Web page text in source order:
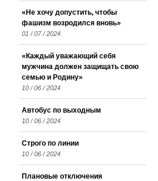
«Не хочу допустить, чтобы
фашизм возродился вновь»
01 / 07 / 2024
«Каждый уважающий себя
мужчина должен защищать свою
семью и Родину»
10 / 06 / 2024
Автобус по выходным
10 / 06 / 2024
Строго по линии
10 / 06 / 2024
Плановые отключения